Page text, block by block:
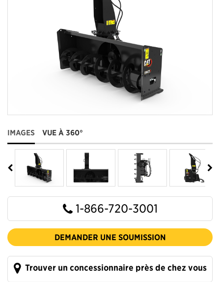
IMAGES VUE À 360°
1-866-720-3001
DEMANDER UNE SOUMISSION
Trouver un concessionnaire près de chez vous